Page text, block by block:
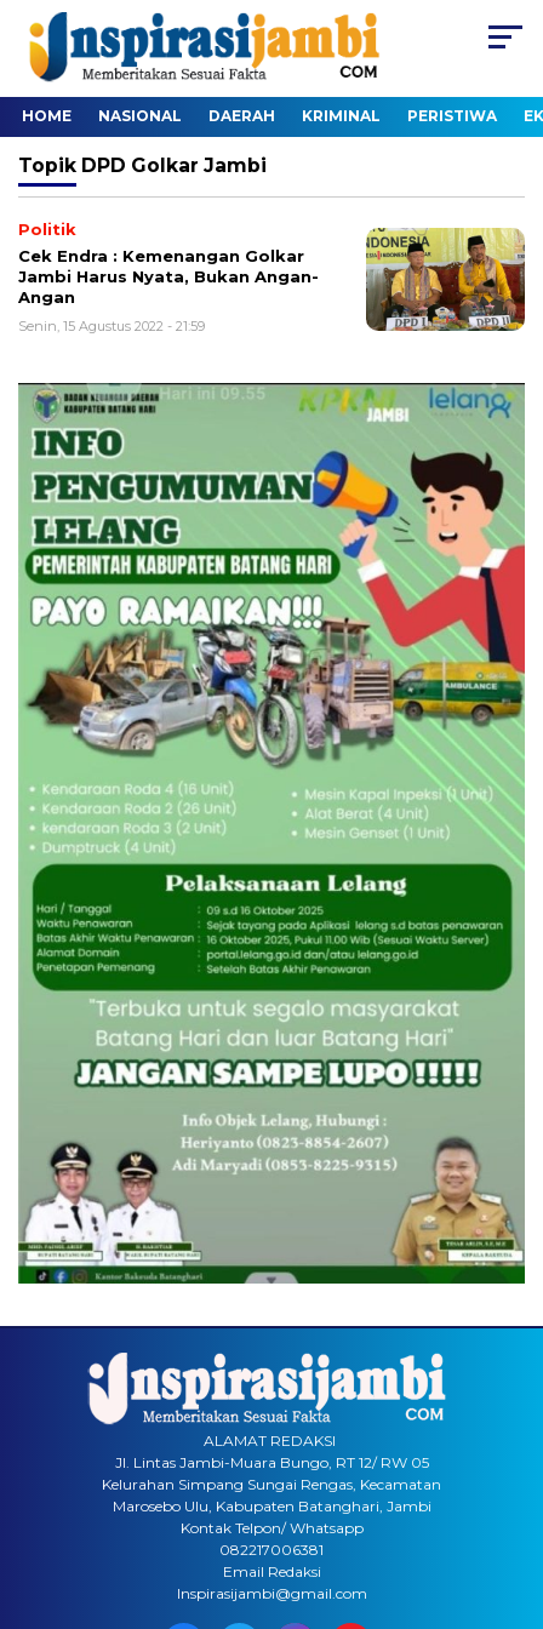
HOME NASIONAL DAERAH KRIMINAL PERISTIWA
Topik DPD Golkar Jambi
Politik
Cek Endra : Kemenangan Golkar
Jambi Harus Nyata, Bukan Angan-
Angan
Senin, 15 Agustus 2022 - 21:59
ALAMAT REDAKSI
Jl. Lintas Jambi-Muara Bungo, RT 12/ RW 05
Kelurahan Simpang Sungai Rengas, Kecamatan
Marosebo Ulu, Kabupaten Batanghari, Jambi
Kontak Telpon/ Whatsapp
082217006381
Email Redaksi
Inspirasijambi@gmail.com